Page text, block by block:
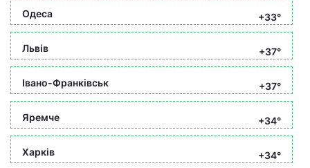
Одеса +33°
Львів +37°
Івано-Франківськ +37°
Яремче +34°
Харків
+34°